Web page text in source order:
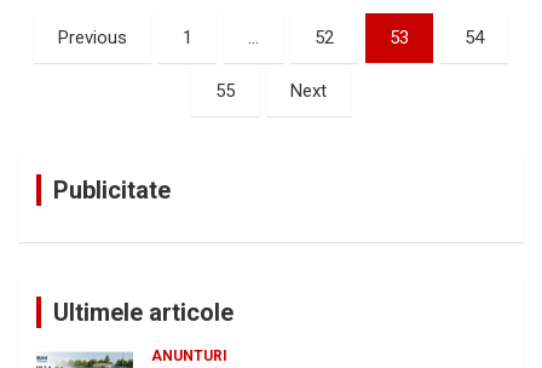
Paginație
articole
Previous 1 … 52 53 54
55 Next
Publicitate
Ultimele articole
ANUNTURI